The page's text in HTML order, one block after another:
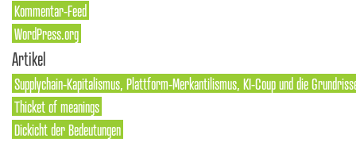
Kommentar-Feed
WordPress.org
Artikel
Supplychain-Kapitalismus, Plattform-Merkantilismus, KI-Coup und die
Thicket of meanings
Dickicht der Bedeutungen